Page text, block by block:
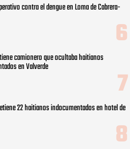
contra el dengue en Loma de Cabrera-
camionero que ocultaba haitianos
en Valverde
22 haitianos indocumentados en hotel de